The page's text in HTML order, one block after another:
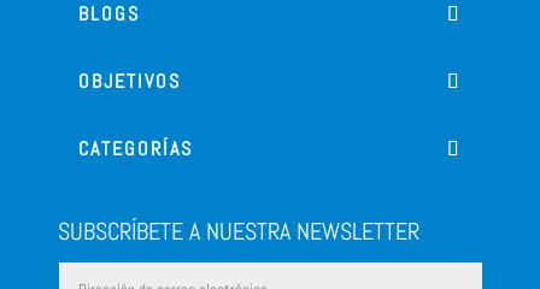
BLOGS
OBJETIVOS
CATEGORÍAS
SUBSCRÍBETE A NUESTRA NEWSLETTER